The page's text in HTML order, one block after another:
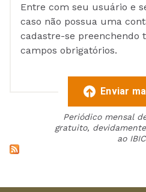
Entre com seu usuário e
caso não possua uma
cadastre-se preenchendo
campos obrigatórios.
Enviar
Periódico mensal
gratuito,
ao